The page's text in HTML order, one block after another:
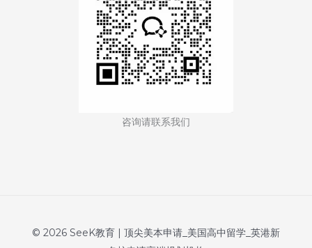
咨询请联系我们
© 2026 SeeK教育 | 顶尖美本申请_美国高中留学_英港新